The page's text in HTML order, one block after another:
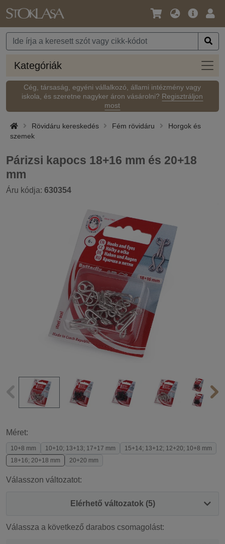
Nyelv
Pénznem
Fő
Kategóriák
Cég, társaság, egyéni vállalkozó, állami intézmény vagy
iskola, és szeretne nagyker áron vásárolni? Regisztráljon
most
Rövidáru kereskedés Fém rövidáru
Horgok és
szemek
Párizsi kapocs 18+16 mm és 20+18
mm
Áru kódja: 630354
Méret:
10+8 mm 10+10; 13+13; 17+17 mm
15+14; 13+12; 12+20; 10+8 mm
18+16; 20+18 mm
20+20 mm
Válasszon változatot:
Elérhető változatok (5)
Válassza a következő darabos csomagolást: